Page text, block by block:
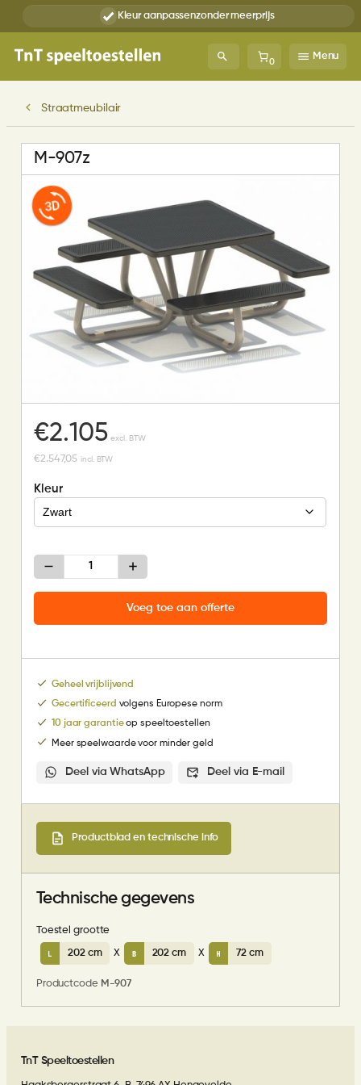
Kleur aanpassenzonder meerprijs
0
Menu
Straatmeubilair
M-907z
€2.105 excl. BTW
€2.547,05 incl. BTW
Kleur
aantal
Voeg toe aan offerte
Geheel vrijblijvend
Gecertificeerd volgens Europese norm
10 jaar garantieop speeltoestellen
Meer speelwaarde voor minder geld
Deel via WhatsApp Deel via E-mail
Productblad en technische info
Technische gegevens
Toestel grootte
202 cm X 202 cm X 72 cm
Productcode M-907
TnT Speeltoestellen